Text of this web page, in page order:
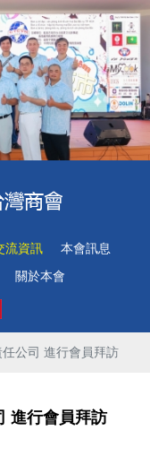
流資訊
本會訊息
關於本會
公司 進行會員拜訪
進行會員拜訪